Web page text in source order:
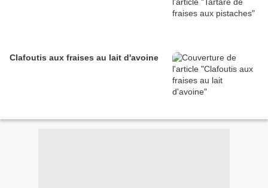
Clafoutis aux fraises au lait d'avoine